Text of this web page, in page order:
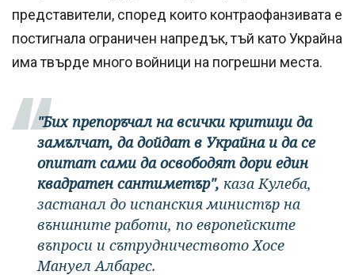
представители, според които контраофанзивата е
постигнала ограничен напредък, тъй като Украйна
има твърде много войници на погрешни места.
"Бих препоръчал на всички критици да
замълчат, да дойдат в Украйна и да се
опитат сами да освободят дори един
квадратен сантиметър", каза Кулеба,
застанал до испанския министър на
външните работи, по европейските
въпроси и сътрудничеството Хосе
Мануел Албарес.